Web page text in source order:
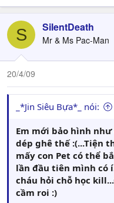
S SilentDeath
Mr & Ms Pac-Man
20/4/09
_*Jin Siêu Bựa*_ nói:
Em mới bảo hình
dép ghê thế :(...Tiện
mấy con Pet có thể
lần đầu tiên mình có
cháu hỏi chỗ học
cầm roi :)